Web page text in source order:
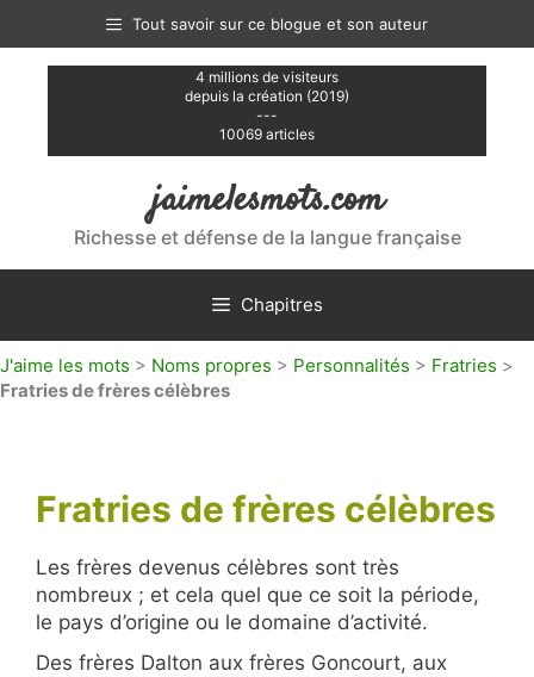
contenu
Tout savoir sur ce blogue et son auteur
4 millions de visiteurs
depuis la création (2019)
---
10069 articles
jaimelesmots.com
Richesse et défense de la langue française
Chapitres
J'aime les mots > Noms propres > Personnalités > Fratries >
Fratries de frères célèbres
Fratries de frères célèbres
Les frères devenus célèbres sont très
nombreux ; et cela quel que ce soit la période,
le pays d’origine ou le domaine d’activité.
Des frères Dalton aux frères Goncourt, aux